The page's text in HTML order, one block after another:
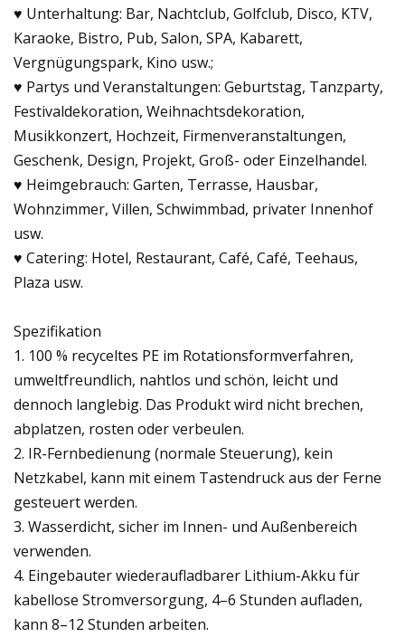
♥ Unterhaltung: Bar, Nachtclub, Golfclub, Disco, KTV,
Karaoke, Bistro, Pub, Salon, SPA, Kabarett,
Vergnügungspark, Kino usw.;
♥ Partys und Veranstaltungen: Geburtstag, Tanzparty,
Festivaldekoration, Weihnachtsdekoration,
Musikkonzert, Hochzeit, Firmenveranstaltungen,
Geschenk, Design, Projekt, Groß- oder Einzelhandel.
♥ Heimgebrauch: Garten, Terrasse, Hausbar,
Wohnzimmer, Villen, Schwimmbad, privater Innenhof
usw.
♥ Catering: Hotel, Restaurant, Café, Café, Teehaus,
Plaza usw.
Spezifikation
1. 100 % recyceltes PE im Rotationsformverfahren,
umweltfreundlich, nahtlos und schön, leicht und
dennoch langlebig. Das Produkt wird nicht brechen,
abplatzen, rosten oder verbeulen.
2. IR-Fernbedienung (normale Steuerung), kein
Netzkabel, kann mit einem Tastendruck aus der Ferne
gesteuert werden.
3. Wasserdicht, sicher im Innen- und Außenbereich
verwenden.
4. Eingebauter wiederaufladbarer Lithium-Akku für
kabellose Stromversorgung, 4–6 Stunden aufladen,
kann 8–12 Stunden arbeiten.